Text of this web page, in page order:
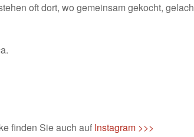
oft dort, wo gemeinsam gekocht,
finden Sie auch auf Instagram >>>